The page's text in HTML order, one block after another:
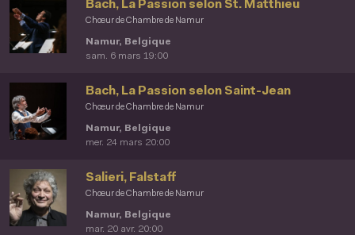
Chœur de Chambre de Namur
Bach, La Passion selon St. Matthieu
Namur, Belgique
sam. 6 mars 19:00
Chœur de Chambre de Namur
Bach, La Passion selon Saint-Jean
Namur, Belgique
mer. 24 mars 20:00
Chœur de Chambre de Namur
Salieri, Falstaff
Namur, Belgique
mar. 20 avr. 20:00